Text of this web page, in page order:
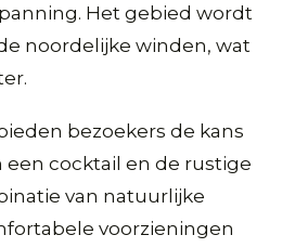
Het gebied wordt
noordelijke winden, wat
bezoekers de kans
cocktail en de rustige
van natuurlijke
voorzieningen